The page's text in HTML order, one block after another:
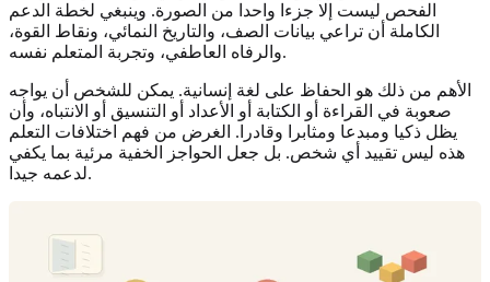
الفحص ليست إلا جزءا واحدا من الصورة. وينبغي لخطة الدعم
الكاملة أن تراعي بيانات الصف، والتاريخ النمائي، ونقاط القوة،
والرفاه العاطفي، وتجربة المتعلم نفسه.
الأهم من ذلك هو الحفاظ على لغة إنسانية. يمكن للشخص أن يواجه
صعوبة في القراءة أو الكتابة أو الأعداد أو التنسيق أو الانتباه، وأن
يظل ذكيا ومبدعا ومثابرا وقادرا. الغرض من فهم اختلافات التعلم
هذه ليس تقييد أي شخص. بل جعل الحواجز الخفية مرئية بما يكفي
لدعمه جيدا.